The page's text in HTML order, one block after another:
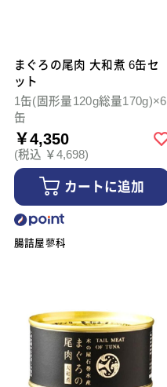
まぐろの尾肉 大和煮 6缶セ
ット
1缶(固形量120g総量170g)×6
缶
￥4,350
(税込 ￥4,698)
カートに追加
腸詰屋蓼科